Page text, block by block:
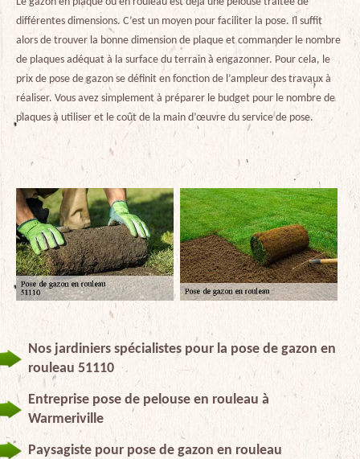
différentes dimensions. C’est un moyen pour faciliter la pose. Il suffit
alors de trouver la bonne dimension de plaque et commander le nombre
de plaques adéquat à la surface du terrain à engazonner. Pour cela, le
prix de pose de gazon se définit en fonction de l’ampleur des travaux à
réaliser. Vous avez simplement à préparer le budget pour le nombre de
plaques à utiliser et le coût de la main d’œuvre du service de pose.
Nos jardiniers spécialistes pour la pose de gazon en
rouleau 51110
Entreprise pose de pelouse en rouleau à
Warmeriville
Paysagiste pour pose de gazon en rouleau